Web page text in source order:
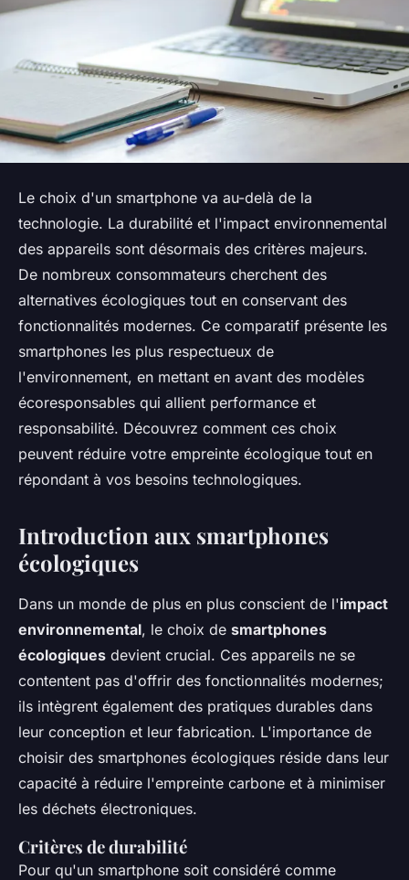
Le choix d'un smartphone va au-delà de la
technologie. La durabilité et l'impact environnemental
des appareils sont désormais des critères majeurs.
De nombreux consommateurs cherchent des
alternatives écologiques tout en conservant des
fonctionnalités modernes. Ce comparatif présente les
smartphones les plus respectueux de
l'environnement, en mettant en avant des modèles
écoresponsables qui allient performance et
responsabilité. Découvrez comment ces choix
peuvent réduire votre empreinte écologique tout en
répondant à vos besoins technologiques.
Introduction aux smartphones
écologiques
Dans un monde de plus en plus conscient de l'impact
environnemental, le choix de smartphones
écologiques devient crucial. Ces appareils ne se
contentent pas d'offrir des fonctionnalités modernes;
ils intègrent également des pratiques durables dans
leur conception et leur fabrication. L'importance de
choisir des smartphones écologiques réside dans leur
capacité à réduire l'empreinte carbone et à minimiser
les déchets électroniques.
Critères de durabilité
Pour qu'un smartphone soit considéré comme